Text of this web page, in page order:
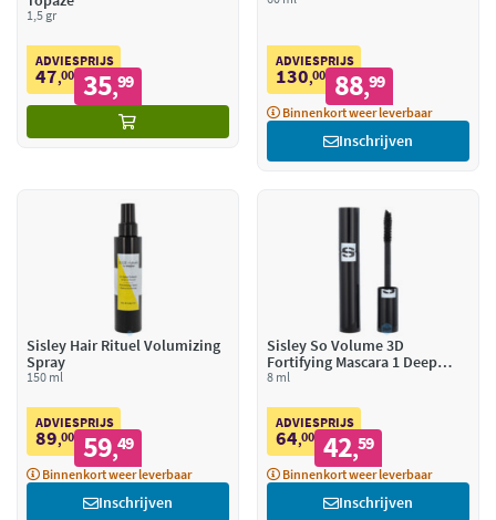
1,5 gr
ADVIESPRIJS
47,00 35,99
ADVIESPRIJS
130,00 88,99
Binnenkort weer leverbaar
Inschrijven
Sisley Hair Rituel Volumizing
Spray
150 ml
ADVIESPRIJS
89,00 59,49
Binnenkort weer leverbaar
Inschrijven
Sisley So Volume 3D
Fortifying Mascara 1 Deep
Black
8 ml
ADVIESPRIJS
64,00 42,59
Binnenkort weer leverbaar
Inschrijven